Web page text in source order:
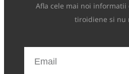
Afla cele mai noi
tiroidiene si nu